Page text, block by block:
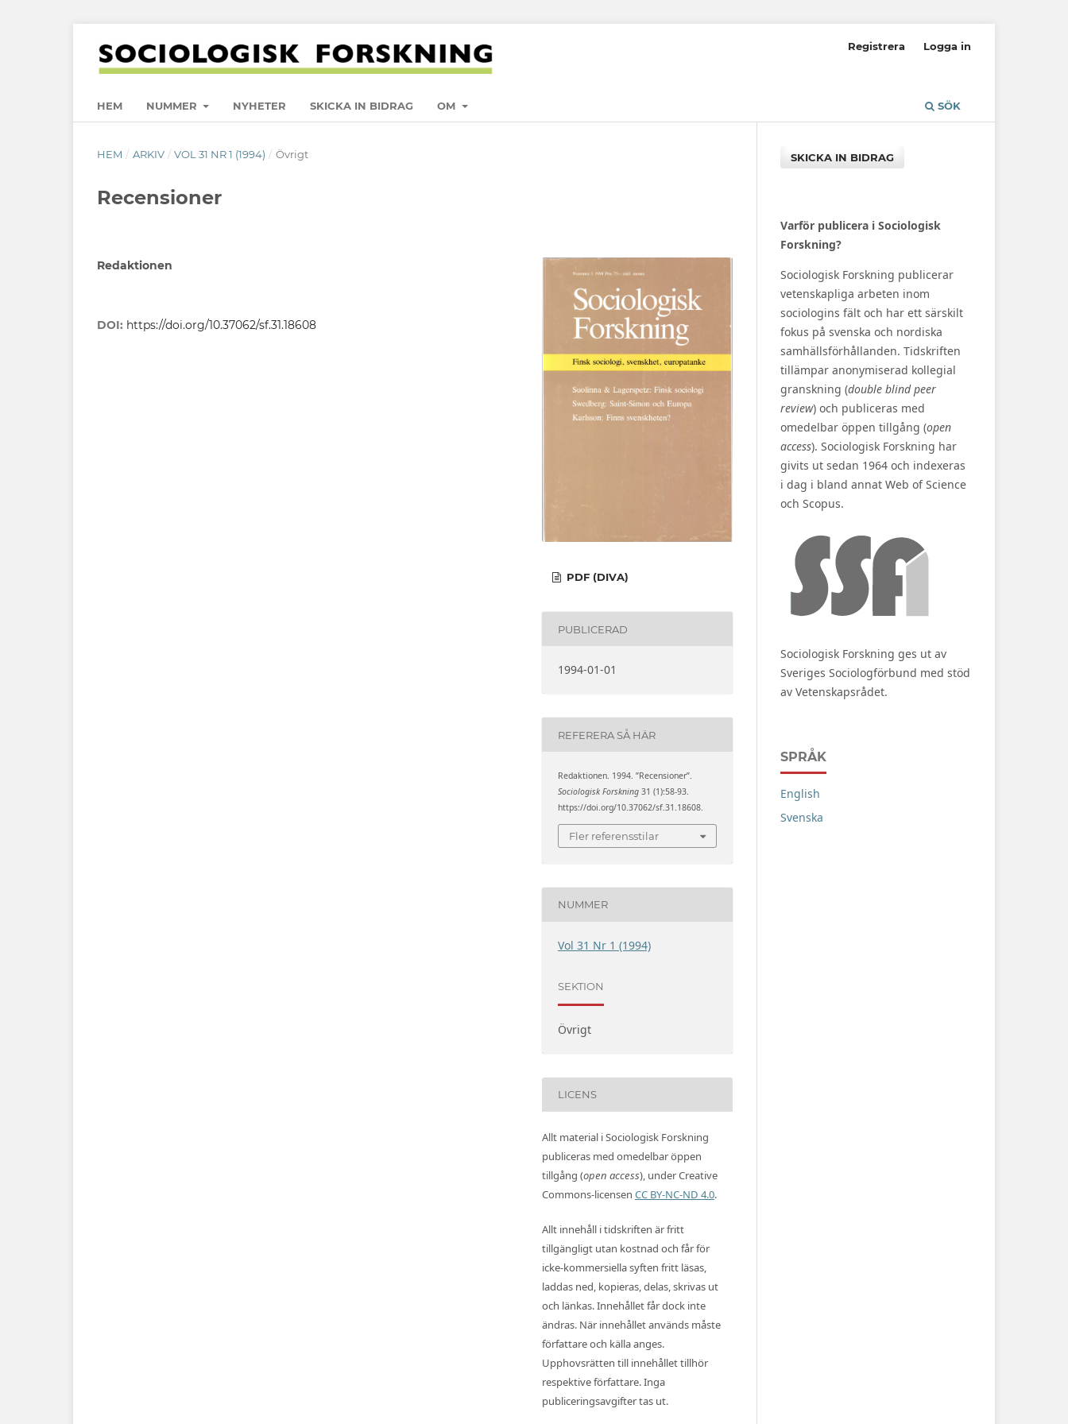
HEM NUMMER NYHETER SKICKA IN BIDRAG OM SÖK
Registrera Logga in
HEM / ARKIV / VOL 31 NR 1 (1994) / Övrigt
Recensioner
Redaktionen
DOI: https://doi.org/10.37062/sf.31.18608
PDF (DIVA)
PUBLICERAD
1994-01-01
REFERERA SÅ HÄR
Redaktionen. 1994. ”Recensioner”.
Sociologisk Forskning 31 (1):58-93.
https://doi.org/10.37062/sf.31.18608.
Fler referensstilar
NUMMER
Vol 31 Nr 1 (1994)
SEKTION
Övrigt
LICENS
Allt material i Sociologisk Forskning
publiceras med omedelbar öppen
tillgång (open access), under Creative
Commons-licensen CC BY-NC-ND 4.0.
Allt innehåll i tidskriften är fritt
tillgängligt utan kostnad och får för
icke-kommersiella syften fritt läsas,
laddas ned, kopieras, delas, skrivas ut
och länkas. Innehållet får dock inte
ändras. När innehållet används måste
författare och källa anges.
Upphovsrätten till innehållet tillhör
respektive författare. Inga
publiceringsavgifter tas ut.
SKICKA IN BIDRAG
Varför publicera i Sociologisk
Forskning?
Sociologisk Forskning publicerar
vetenskapliga arbeten inom
sociologins fält och har ett särskilt
fokus på svenska och nordiska
samhällsförhållanden. Tidskriften
tillämpar anonymiserad kollegial
granskning (double blind peer
review) och publiceras med
omedelbar öppen tillgång (open
access). Sociologisk Forskning har
givits ut sedan 1964 och indexeras
i dag i bland annat Web of Science
och Scopus.
Sociologisk Forskning ges ut av
Sveriges Sociologförbund med stöd
av Vetenskapsrådet.
SPRÅK
English
Svenska